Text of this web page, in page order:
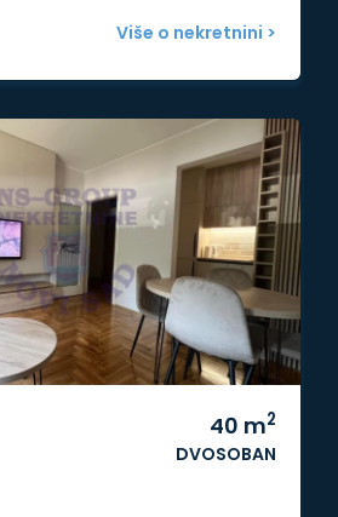
Više o nekretnini >
40 m2
DVOSOBAN